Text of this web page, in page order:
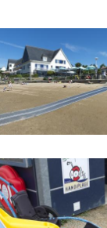
ShareThis is disabled.